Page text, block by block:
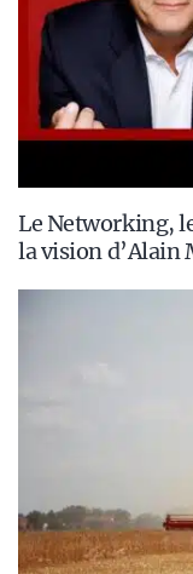
Le Networking,
la vision d’Alain